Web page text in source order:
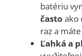
batériu
často ako
raz a
Ľahká a